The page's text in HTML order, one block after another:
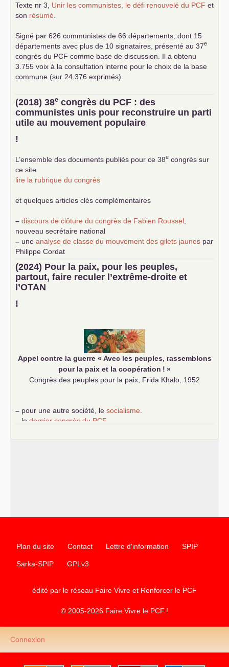
Texte nr 3, Unir les communistes, le défi renouvelé du PCF et
son résumé
Signé par 626 communistes de 66 départements, dont 15
départements avec plus de 10 signataires, présenté au 37e
congrès du PCF comme base de discussion. Il a obtenu
3.755 voix à la consultation interne pour le choix de la base
commune (sur 24.376 exprimés).
(2018) 38e congrès du PCF : des
communistes unis pour reconstruire un parti
utile au mouvement populaire
!
L’ensemble des documents publiés pour ce 38e congrès sur
ce site
lire la rubrique du congrès
et quelques articles clés complémentaires
– discours de clôture du congrès de Fabien Roussel
nouveau secrétaire national
– une analyse de classe du mouvement des gilets jaunes par
Philippe Cordat
–
un texte de Jean-Claude Delaunay
le marxisme est la
science sociale de notre temps
–un appel proposé aux partis communistes et ouvrier
d’Europe
–
(2024) Pour la paix, pour les peuples,
partout, faire reculer l’extrême-droite et
l’OTAN
!
Appel contre la guerre « Avec les peuples, rassemblons
pour la paix et la coopération ! »
Congrès des peuples pour la paix, Frida Khalo, 1952
– pour une autre société, le socialisme
le dernier congrès du PCF
Plan du site Contact Lettre d'information SPIP
Sarka-SPIP GPLv3
édité par le réseau Faire Vivre et Renforcer le PCF
© 2005-2026 Faire Vivre le PCF !
Connexion